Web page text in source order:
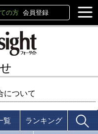
の方 会員登録
について
覧 ランキング